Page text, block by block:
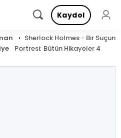
Kaydol
Sherlock Holmes - Bir Suçun
Portresi; Bütün Hikayeler 4